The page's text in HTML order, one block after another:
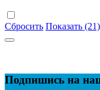
Сбросить Показать (21)
Подпишись на